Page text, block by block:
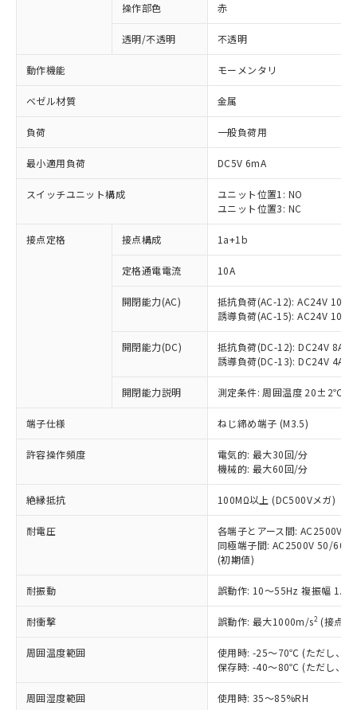
操作部色 赤
透明/不透明 不透明
動作機能 モーメンタリ
ベゼル材質 金属
負荷 一般負荷用
最小適用負荷 DC5V 6mA
スイッチユニット構成
ユニット位置1: NO
ユニット位置3: NC
接点定格 接点構成 1a+1b
定格通電電流 10A
開閉能力(AC)
抵抗負荷(AC-12): AC24V 10A/
誘導負荷(AC-15): AC24V
開閉能力(DC)
抵抗負荷(DC-12): DC24V 8A/
誘導負荷(DC-13): DC24V 4A/
開閉能力説明 測定条件: 周囲温度 20±2℃、
端子仕様 ねじ締め端子 (M3.5)
許容操作頻度
電気的: 最大30回/分
機械的: 最大60回/分
絶縁抵抗 100MΩ以上 (DC500Vメガ)
耐電圧
各端子とアース間: AC2500V
同極端子間: AC2500V 50/
(初期値)
耐振動 誤動作: 10～55Hz 複振幅
耐衝撃 誤動作: 最大1000m/s2 (接点
周囲温度範囲
使用時: -25～70℃ (ただし、氷
保存時: -40～80℃ (ただし、氷
周囲湿度範囲 使用時: 35～85%RH
ご利用条件
以下の条件をお読みいただき、同意のうえ
本サービスは、当社制御機器事業取扱
商品の当社在庫状況および標準価格
(税抜)を提供させていただくもので
当社制御機器事業取扱商品の中には、
ことをご了承ください。
在庫状況および標準価格照会結果は、
記載している更新日時点での社内デー
タに基づき作成されるものであり、閲
覧された時点での実際の在庫および標
準価格とは異なる場合があることをご
対応済み：EU RoHS指令（10物質）の
非含有に対応した製品が提供可能な商品で
対応予定：EU RoHS指令（10物質）の非含
有に対応した製品に切り替える予定のある
対応予定なし：EU RoHS指令（10物質）の
非含有に非対応の商品で、対応品を出す予
定はありません。
調査・確認中：EU RoHS指令（10物質）の
非含有の対応状況を調査中または確認中の
非該当品：ライセンス料など無形物で、有
害物質有無と関係のない商品です。
仕入先様の事情により、非含有部品として
いたものが、含有品と判明した場合などや
むを得ず変更することがあります。
*EU RoHS指令（10物質）：
鉛(Pb) 1000ppm以下、 水銀(Hg) 1000ppm以下、 カド
六価クロム(Cr(Ⅵ)) 1000ppm以下、ポリ臭化ビフェニル
「○」：最大均質材料含有率が中国RoHSの
基準値以下であることを示します。
「×」：最大均質材料含有率が中国RoHSの
基準値を超えていることを示します。
「－」：未確認です。当社販売部門へお問
*中国RoHS10物質の基準値 (GB/T26572)：
Pb(鉛) :1000ppm、 Hg(水銀) : 1000ppm、 Cd(カドミウ
ム) : 100ppm、
当社は、これら貴社製品のうち、外国
為替および外国貿易法に定める商品
（以下｢規制貨物等」という）を輸出
または国外への提供する場合は、日本
国政府の輸出許可(または役務取引許
可)を取得するなどの必要な手続きを